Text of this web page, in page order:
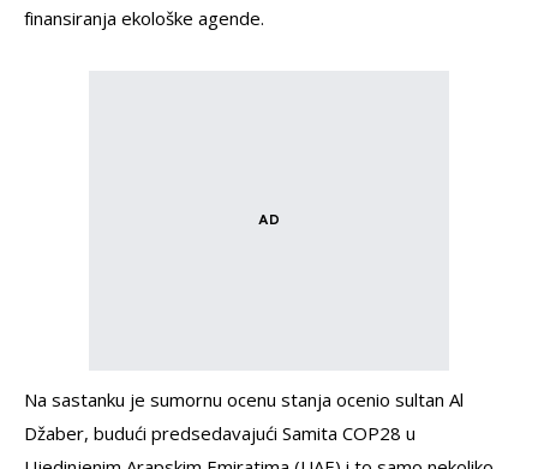
finansiranja ekološke agende.
Na sastanku je sumornu ocenu stanja ocenio sultan Al
Džaber, budući predsedavajući Samita COP28 u